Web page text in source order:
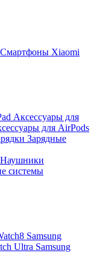
Смартфоны Xiaomi
Аксессуары для
для AirPods
Зарядные
Наушники
системы
Samsung
Ultra Samsung